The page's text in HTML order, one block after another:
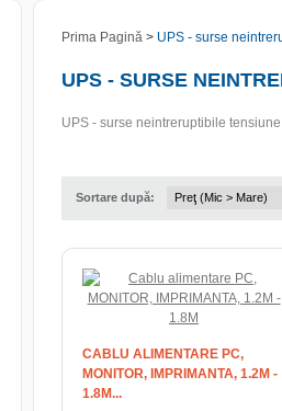
Prima Pagină > UPS - surse
UPS - SURSE
UPS - surse neintreruptibile tensiune
Sortare după:
CABLU ALIMENTARE PC,
MONITOR, IMPRIMANTA, 1.2M -
1.8M...